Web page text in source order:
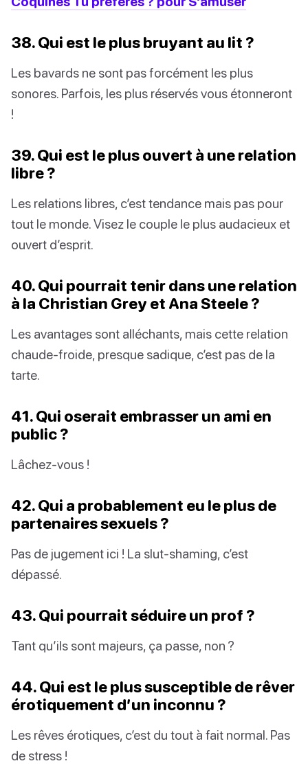
38. Qui est le plus bruyant au lit ?
Les bavards ne sont pas forcément les plus
sonores. Parfois, les plus réservés vous étonneront
!
39. Qui est le plus ouvert à une relation
libre ?
Les relations libres, c’est tendance mais pas pour
tout le monde. Visez le couple le plus audacieux et
ouvert d’esprit.
40. Qui pourrait tenir dans une relation
à la Christian Grey et Ana Steele ?
Les avantages sont alléchants, mais cette relation
chaude-froide, presque sadique, c’est pas de la
tarte.
41. Qui oserait embrasser un ami en
public ?
Lâchez-vous !
42. Qui a probablement eu le plus de
partenaires sexuels ?
Pas de jugement ici ! La slut-shaming, c’est
dépassé.
43. Qui pourrait séduire un prof ?
Tant qu’ils sont majeurs, ça passe, non ?
44. Qui est le plus susceptible de rêver
érotiquement d’un inconnu ?
Les rêves érotiques, c’est du tout à fait normal. Pas
de stress !